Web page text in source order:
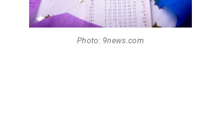
Photo: 9news.com